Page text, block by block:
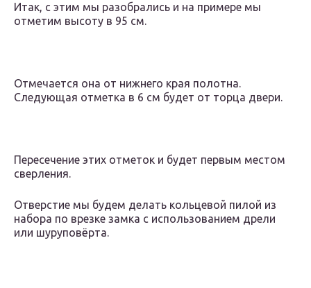
Итак, с этим мы разобрались и на примере мы
отметим высоту в 95 см.
Отмечается она от нижнего края полотна.
Следующая отметка в 6 см будет от торца двери.
Пересечение этих отметок и будет первым местом
сверления.
Отверстие мы будем делать кольцевой пилой из
набора по врезке замка с использованием дрели
или шуруповёрта.